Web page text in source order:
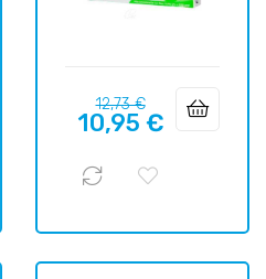
Prix
habituel
12,73 €Prix
10,95 €